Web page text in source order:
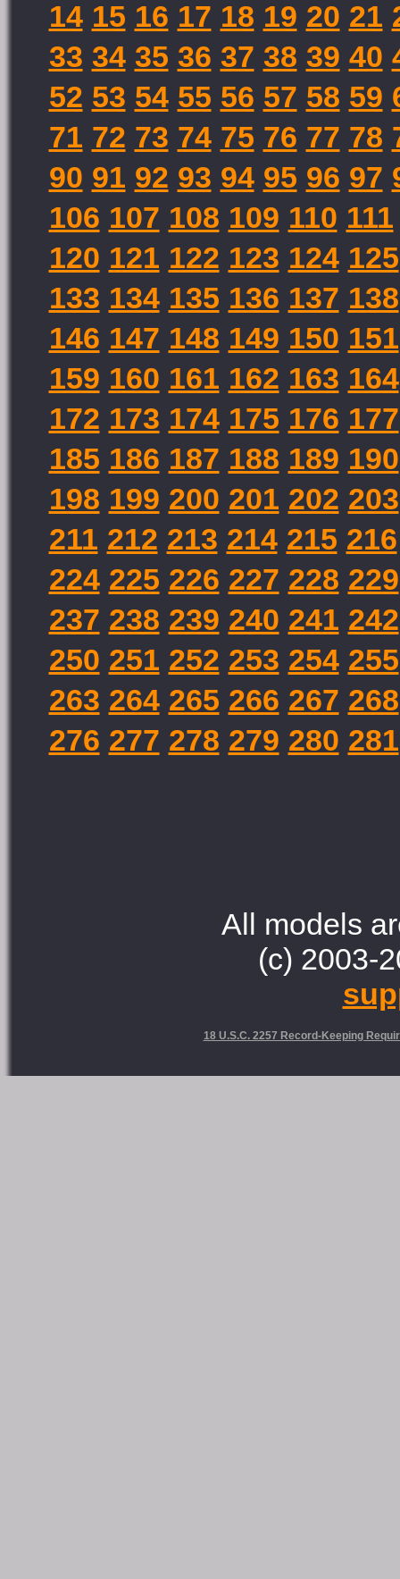
14 15 16 17 18 19 20 21
33 34 35 36 37 38 39 40
52 53 54 55 56 57 58 59
71 72 73 74 75 76 77 78
90 91 92 93 94 95 96 97
106 107 108 109 110 111
120 121 122 123 124 125
133 134 135 136 137 138
146 147 148 149 150 151
159 160 161 162 163 164
172 173 174 175 176 177
185 186 187 188 189 190
198 199 200 201 202 203
211 212 213 214 215 216
224 225 226 227 228 229
237 238 239 240 241 242
250 251 252 253 254 255
263 264 265 266 267 268
276 277 278 279 280 281
All models
(c) 2003-
18 U.S.C. 2257 Record-Keeping